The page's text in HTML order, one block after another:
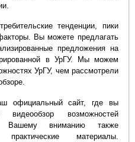
тенденции, пики
Вы можете предлагать
предложения на
в УрГУ. Мы можем
УрГУ, чем рассмотрели
официальный сайт, где вы
возможностей
Вашему вниманию также
материалы.